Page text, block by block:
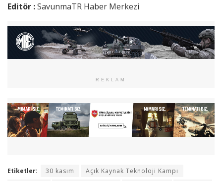
Editör :SavunmaTR Haber Merkezi
REKLAM
Etiketler: 30 kasım
Açık Kaynak Teknoloji Kampı